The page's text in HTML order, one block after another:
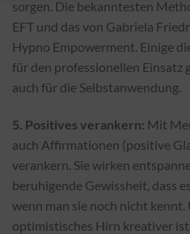
sorgen. Die bekanntesten
EFT und das von Gabriela
Hypno Empowerment. Einige
für den professionellen Einsatz
auch für die Selbstanwendung.
5. Positives verankern: Mit
auch Affirmationen (positive
verankern. Sie wirken
beruhigende Gewissheit, dass
wenn man sie noch nicht kennt.
optimistisches Hirn kreativer